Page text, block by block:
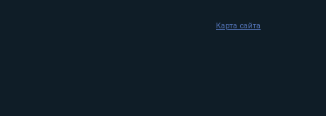
Карта сайта